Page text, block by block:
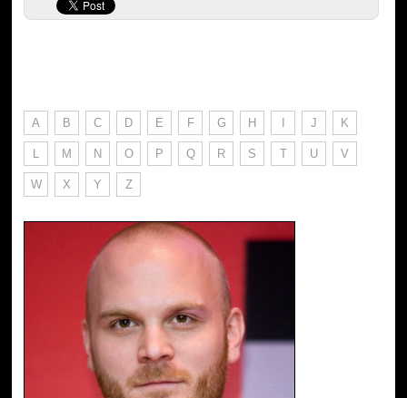
A B C D E F G H I J K
L M N O P Q R S T U V
W X Y Z